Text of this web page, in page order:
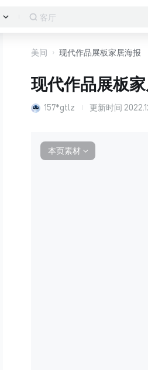
客厅
美间 现代作品展板家居海报
现代作品展板
157*gtlz 更新时间
本页素材 ∨